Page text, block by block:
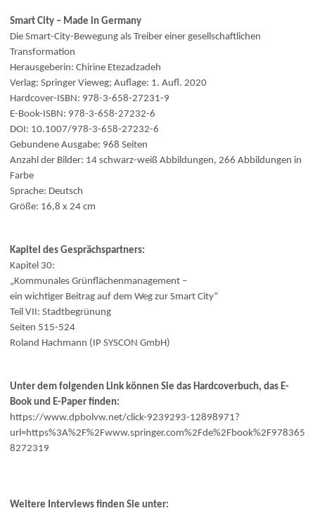
Smart City – Made in Germany
Die Smart-City-Bewegung als Treiber einer gesellschaftlichen
Transformation
Herausgeberin: Chirine Etezadzadeh
Verlag: Springer Vieweg; Auflage: 1. Aufl. 2020
Hardcover-ISBN: 978-3-658-27231-9
E-Book-ISBN: 978-3-658-27232-6
DOI: 10.1007/978-3-658-27232-6
Gebundene Ausgabe: 968 Seiten
Anzahl der Bilder: 14 schwarz-weiß Abbildungen, 266 Abbildungen in
Farbe
Sprache: Deutsch
Größe: 16,8 x 24 cm
Kapitel des Gesprächspartners:
Kapitel 30:
„Kommunales Grünflächenmanagement –
ein wichtiger Beitrag auf dem Weg zur Smart City“
Teil VII: Stadtbegrünung
Seiten 515-524
Roland Hachmann (IP SYSCON GmbH)
Unter dem folgenden Link können Sie das Hardcoverbuch, das E-
Book und E-Paper finden:
https://www.dpbolvw.net/click-9239293-12898971?
url=https%3A%2F%2Fwww.springer.com%2Fde%2Fbook%2F978365
8272319
Weitere Interviews finden Sie unter: